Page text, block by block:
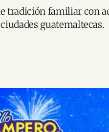
tradición familiar con
guatemaltecas.